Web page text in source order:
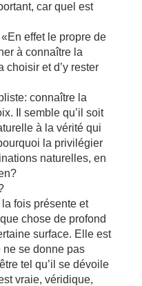
car quel est
effet le propre de
à connaître la
choisir et d’y rester
connaître la
Il semble qu’il soit
à la vérité qui
la privilégier
naturelles, en
fois présente et
chose de profond
surface. Elle est
ne se donne pas
tel qu’il se dévoile
vraie, véridique,